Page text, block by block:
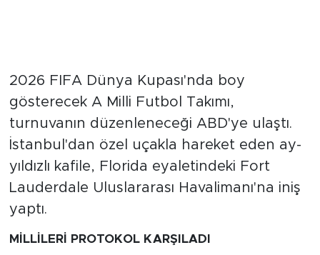
2026 FIFA Dünya Kupası'nda boy
gösterecek A Milli Futbol Takımı,
turnuvanın düzenleneceği ABD'ye ulaştı.
İstanbul'dan özel uçakla hareket eden ay-
yıldızlı kafile, Florida eyaletindeki Fort
Lauderdale Uluslararası Havalimanı'na iniş
yaptı.
MİLLİLERİ PROTOKOL KARŞILADI